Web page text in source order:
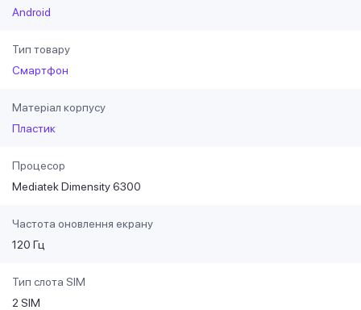
Android
Тип товару
Смартфон
Матеріал корпусу
Пластик
Процесор
Mediatek Dimensity 6300
Частота оновлення екрану
120 Гц
Тип слота SIM
2 SIM